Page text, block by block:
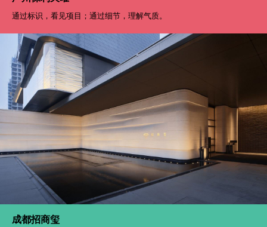
通过标识，看见项目；通过细节，理解气质。
成都招商玺